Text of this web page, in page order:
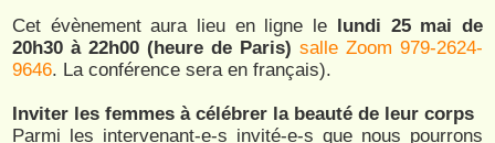
Cet évènement aura lieu en ligne le lundi 25 mai de
20h30 à 22h00 (heure de Paris) salle Zoom 979-2624-
9646. La conférence sera en français).
Inviter les femmes à célébrer la beauté de leur corps
Parmi les intervenant-e-s invité-e-s que nous pourrons